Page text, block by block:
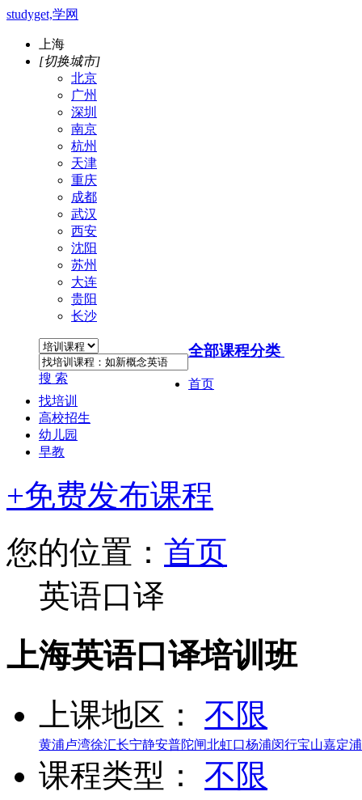
studyget,学网
上海
[切换城市]
北京
广州
深圳
南京
杭州
天津
重庆
成都
武汉
西安
沈阳
苏州
大连
贵阳
长沙
搜 索
全部课程分类
首页
找培训
高校招生
幼儿园
早教
+免费发布课程
您的位置： 首页
英语口译
上海英语口译培训班
上课地区： 不限
黄浦卢湾徐汇长宁静安普陀闸北虹口杨浦闵行宝山嘉定
课程类型：
不限